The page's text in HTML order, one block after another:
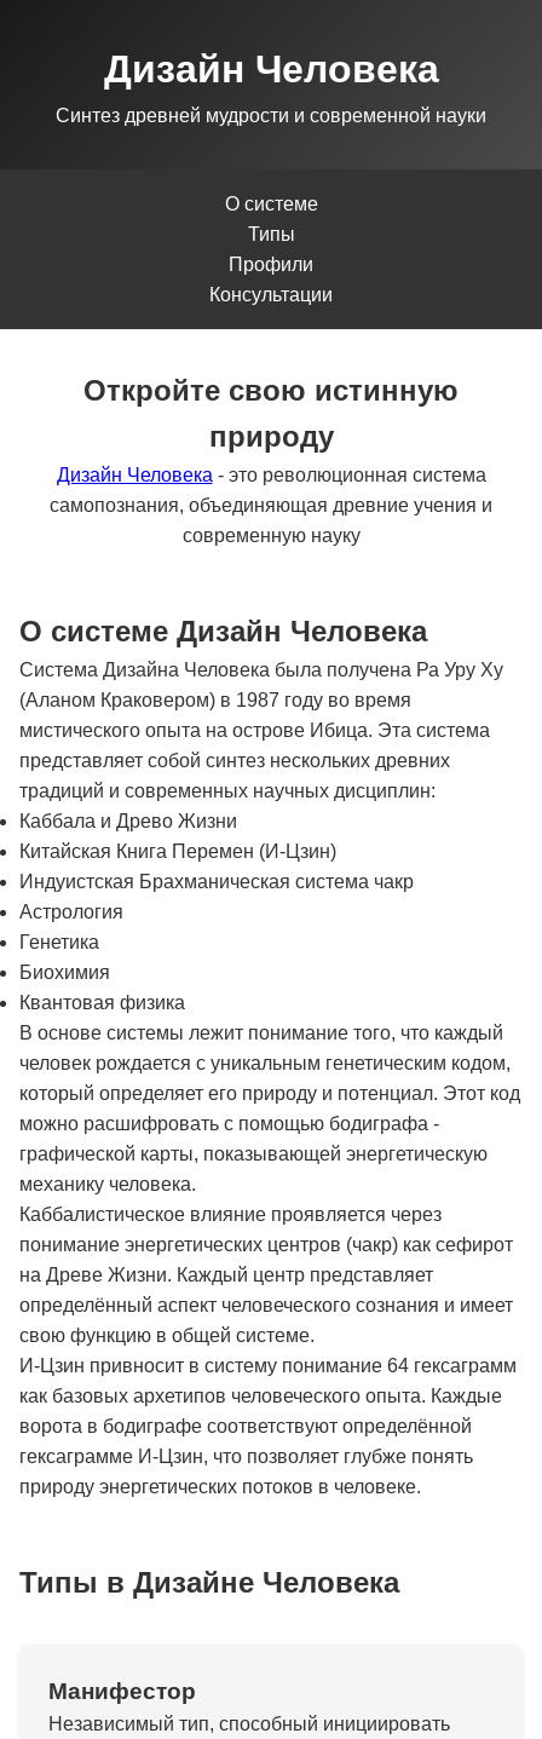
Дизайн Человека
Синтез древней мудрости и современной науки
О системе
Типы
Профили
Консультации
Откройте свою истинную
природу
Дизайн Человека - это революционная система
самопознания, объединяющая древние учения и
современную науку
О системе Дизайн Человека
Система Дизайна Человека была получена Ра Уру Ху
(Аланом Краковером) в 1987 году во время
мистического опыта на острове Ибица. Эта система
представляет собой синтез нескольких древних
традиций и современных научных дисциплин:
Каббала и Древо Жизни
Китайская Книга Перемен (И-Цзин)
Индуистская Брахманическая система чакр
Астрология
Генетика
Биохимия
Квантовая физика
В основе системы лежит понимание того, что каждый
человек рождается с уникальным генетическим кодом,
который определяет его природу и потенциал. Этот код
можно расшифровать с помощью бодиграфа -
графической карты, показывающей энергетическую
механику человека.
Каббалистическое влияние проявляется через
понимание энергетических центров (чакр) как сефирот
на Древе Жизни. Каждый центр представляет
определённый аспект человеческого сознания и имеет
свою функцию в общей системе.
И-Цзин привносит в систему понимание 64 гексаграмм
как базовых архетипов человеческого опыта. Каждые
ворота в бодиграфе соответствуют определённой
гексаграмме И-Цзин, что позволяет глубже понять
природу энергетических потоков в человеке.
Типы в Дизайне Человека
Манифестор
Независимый тип, способный инициировать